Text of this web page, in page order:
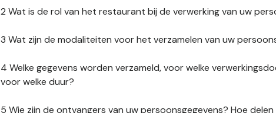
2 Wat is de rol van het restaurant bij de verwerking van uw
3 Wat zijn de modaliteiten voor het verzamelen van uw
4 Welke gegevens worden verzameld, voor welke
voor welke duur?
5 Wie zijn de ontvangers van uw persoonsgegevens? Hoe delen